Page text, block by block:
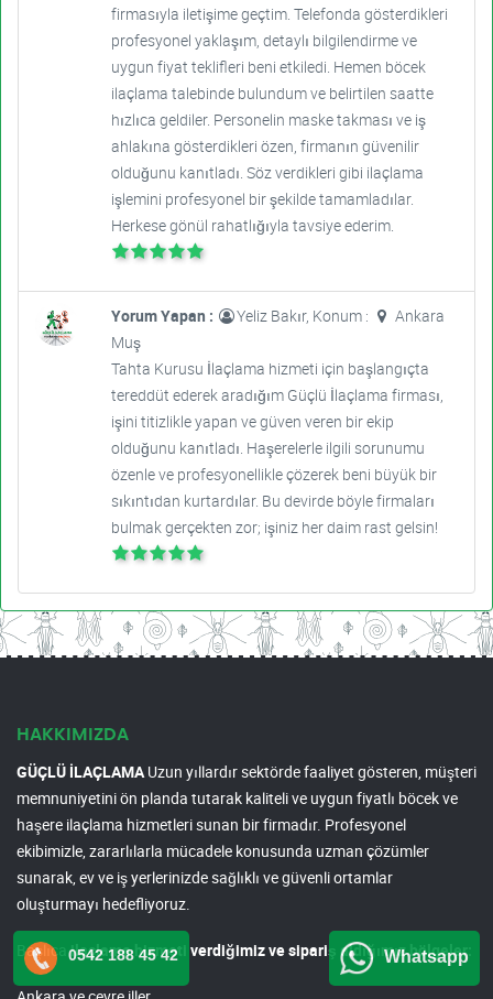
firmasıyla iletişime geçtim. Telefonda gösterdikleri
profesyonel yaklaşım, detaylı bilgilendirme ve
uygun fiyat teklifleri beni etkiledi. Hemen böcek
ilaçlama talebinde bulundum ve belirtilen saatte
hızlıca geldiler. Personelin maske takması ve iş
ahlakına gösterdikleri özen, firmanın güvenilir
olduğunu kanıtladı. Söz verdikleri gibi ilaçlama
işlemini profesyonel bir şekilde tamamladılar.
Herkese gönül rahatlığıyla tavsiye ederim.
Yorum Yapan : Yeliz Bakır, Konum :
Ankara
Muş
Tahta Kurusu İlaçlama hizmeti için başlangıçta
tereddüt ederek aradığım Güçlü İlaçlama firması,
işini titizlikle yapan ve güven veren bir ekip
olduğunu kanıtladı. Haşerelerle ilgili sorunumu
özenle ve profesyonellikle çözerek beni büyük bir
sıkıntıdan kurtardılar. Bu devirde böyle firmaları
bulmak gerçekten zor; işiniz her daim rast gelsin!
HAKKIMIZDA
GÜÇLÜ İLAÇLAMAUzun yıllardır sektörde faaliyet gösteren, müşteri
memnuniyetini ön planda tutarak kaliteli ve uygun fiyatlı böcek ve
haşere ilaçlama hizmetleri sunan bir firmadır. Profesyonel
ekibimizle, zararlılarla mücadele konusunda uzman çözümler
sunarak, ev ve iş yerlerinizde sağlıklı ve güvenli ortamlar
oluşturmayı hedefliyoruz.
Başlıcailaçlama hizmeti verdiğimiz ve sipariş aldığımız bölgeler:
0542 188 45 42 Whatsapp